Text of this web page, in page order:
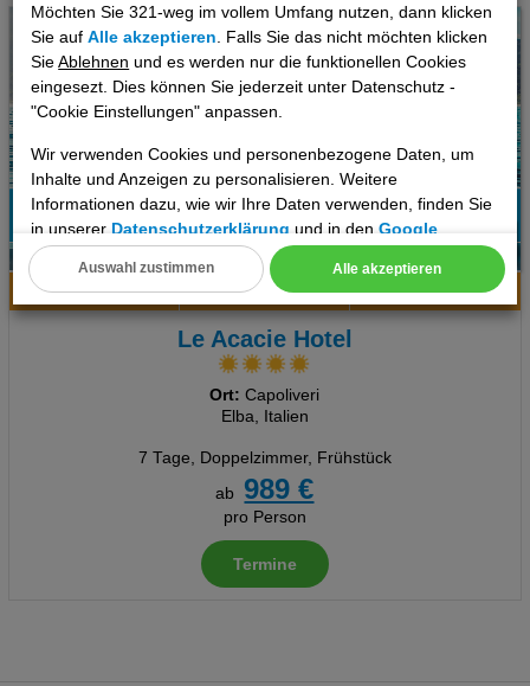
Möchten Sie 321-weg im vollem Umfang nutzen, dann klicken
Sie aufAlle akzeptieren . Falls Sie das nicht möchten klicken
SieAblehnen und es werden nur die funktionellen Cookies
eingesezt. Dies können Sie jederzeit unter Datenschutz -
"Cookie Einstellungen" anpassen.
Wir verwenden Cookies und personenbezogene Daten, um
Inhalte und Anzeigen zu personalisieren. Weitere
Informationen dazu, wie wir Ihre Daten verwenden, finden Sie
in unsererDatenschutzerklärung und in denGoogle
Datenschutz- und Nutzungsbedingungen
Cookie Einstellungen
Technische Cookies
Erweiterte Einstellungen
Alle akzeptieren
Auswahl zustimmen
Empfehlung
Hotelinfo Bilder Karte
Le Acacie Hotel
Ort: Capoliveri
Elba, Italien
7 Tage, Doppelzimmer, Frühstück
ab
989 €
pro Person
Termine